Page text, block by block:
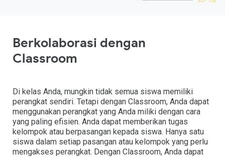
Berkolaborasi dengan
Classroom
Di kelas Anda, mungkin tidak semua siswa memiliki
perangkat sendiri. Tetapi dengan Classroom, Anda dapat
menggunakan perangkat yang Anda miliki dengan cara
yang paling efisien. Anda dapat memberikan tugas
kelompok atau berpasangan kepada siswa. Hanya satu
siswa dalam setiap pasangan atau kelompok yang perlu
mengakses perangkat. Dengan Classroom, Anda dapat